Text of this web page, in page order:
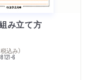
み立て方
込み）
6